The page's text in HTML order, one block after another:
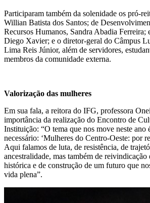
Participaram também da solenidade os pró-
Willian Batista dos Santos; de
Recursos Humanos, Sandra Abadia Ferreira;
Diego Xavier; e o diretor-geral do Câmpus
Lima Reis Júnior, além de servidores,
membros da comunidade externa.
Valorização das mulheres
Em sua fala, a reitora do IFG, professora
importância da realização do Encontro de
Instituição: “O tema que nos move neste ano
necessário: ‘Mulheres do Centro-Oeste: por
Aqui falamos de luta, de resistência, de
ancestralidade, mas também de
histórica e de construção de um futuro que
vida plena”.